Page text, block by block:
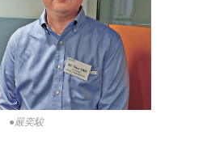
●嚴奕駿